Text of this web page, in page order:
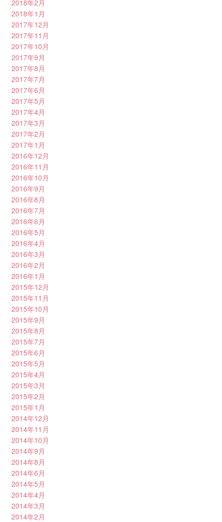
2018年2月
2018年1月
2017年12月
2017年11月
2017年10月
2017年9月
2017年8月
2017年7月
2017年6月
2017年5月
2017年4月
2017年3月
2017年2月
2017年1月
2016年12月
2016年11月
2016年10月
2016年9月
2016年8月
2016年7月
2016年6月
2016年5月
2016年4月
2016年3月
2016年2月
2016年1月
2015年12月
2015年11月
2015年10月
2015年9月
2015年8月
2015年7月
2015年6月
2015年5月
2015年4月
2015年3月
2015年2月
2015年1月
2014年12月
2014年11月
2014年10月
2014年9月
2014年8月
2014年6月
2014年5月
2014年4月
2014年3月
2014年2月